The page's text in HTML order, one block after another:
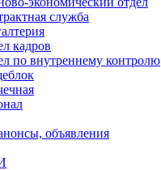
служба
кадров
по внутреннему контролю
объявления